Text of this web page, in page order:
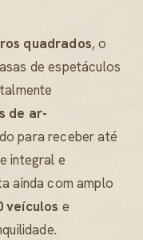
quadrados, o
de espetáculos
de ar-
para receber até
integral e
ainda com amplo
veículos e